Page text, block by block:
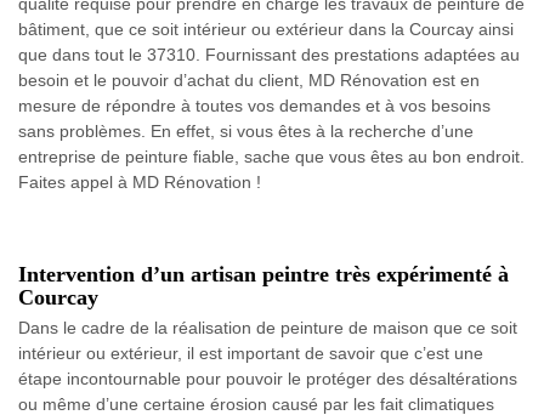
bâtiment, que ce soit intérieur ou extérieur dans la Courcay ainsi
que dans tout le 37310. Fournissant des prestations adaptées au
besoin et le pouvoir d’achat du client, MD Rénovation est en
mesure de répondre à toutes vos demandes et à vos besoins
sans problèmes. En effet, si vous êtes à la recherche d’une
entreprise de peinture fiable, sache que vous êtes au bon endroit.
Faites appel à MD Rénovation !
Intervention d’un artisan peintre très expérimenté à
Courcay
Dans le cadre de la réalisation de peinture de maison que ce soit
intérieur ou extérieur, il est important de savoir que c’est une
étape incontournable pour pouvoir le protéger des désaltérations
ou même d’une certaine érosion causé par les fait climatiques